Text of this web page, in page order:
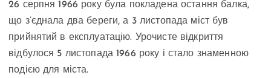
26 серпня 1966 року була покладена остання балка,
що з’єднала два береги, а 3 листопада міст був
прийнятий в експлуатацію. Урочисте відкриття
відбулося 5 листопада 1966 року і стало знаменною
подією для міста.